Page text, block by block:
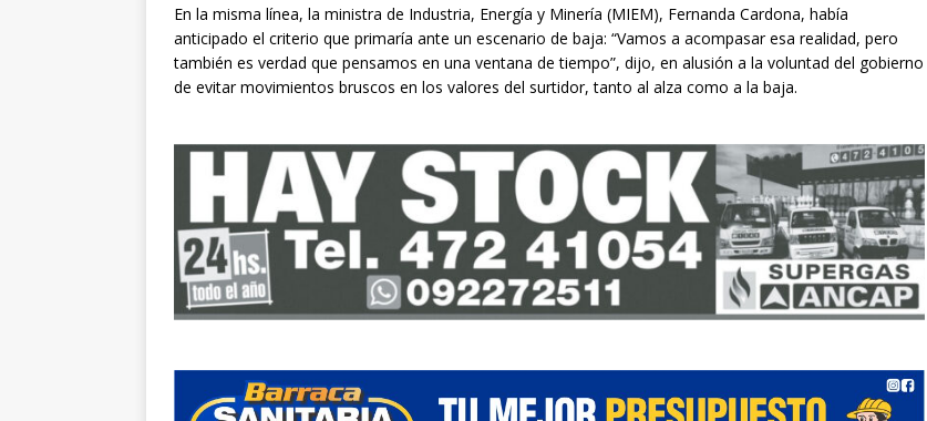
En la misma línea, la ministra de Industria, Energía y Minería (MIEM), Fernanda Cardona, había
anticipado el criterio que primaría ante un escenario de baja: “Vamos a acompasar esa realidad, pero
también es verdad que pensamos en una ventana de tiempo”, dijo, en alusión a la voluntad del gobierno
de evitar movimientos bruscos en los valores del surtidor, tanto al alza como a la baja.